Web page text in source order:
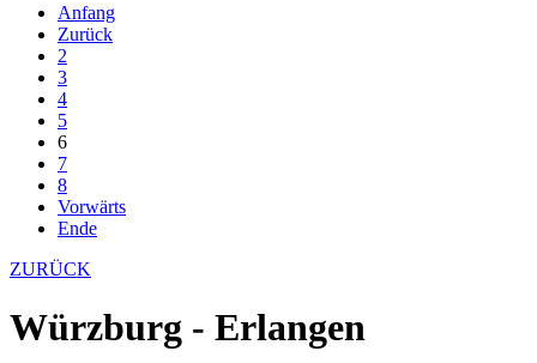
Anfang
Zurück
2
3
4
5
6
7
8
Vorwärts
Ende
ZURÜCK
Würzburg - Erlangen